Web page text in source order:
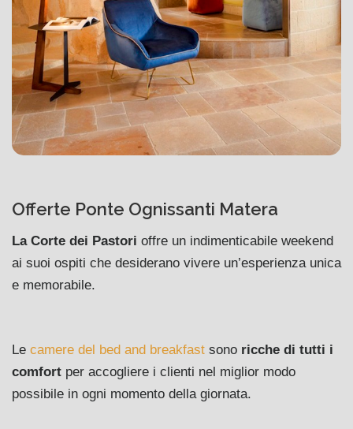
Offerte Ponte Ognissanti Matera
La Corte dei Pastori offre un indimenticabile weekend
ai suoi ospiti che desiderano vivere un’esperienza unica
e memorabile.
Le camere del bed and breakfast sono ricche di tutti i
comfort per accogliere i clienti nel miglior modo
possibile in ogni momento della giornata.